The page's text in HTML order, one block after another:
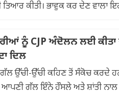
ਕੀਤੀ। ਭਾਵੁਕ ਕਰ ਦੇਣ ਵਾਲਾ
ਨੂੰ CJP ਅੰਦੋਲਨ ਲਈ
ਦਿਲ
ਉੱਚੀ-ਉੱਚੀ ਕਹਿਣ ਤੋਂ ਸੰਕੋਚ ਕਰਦੇ
ਗੱਲ ਇੰਨੇ ਹੌਸਲੇ ਅਤੇ ਸ਼ਾਂਤੀ